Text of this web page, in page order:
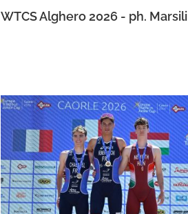
WTCS Alghero 2026 - ph. Marsili